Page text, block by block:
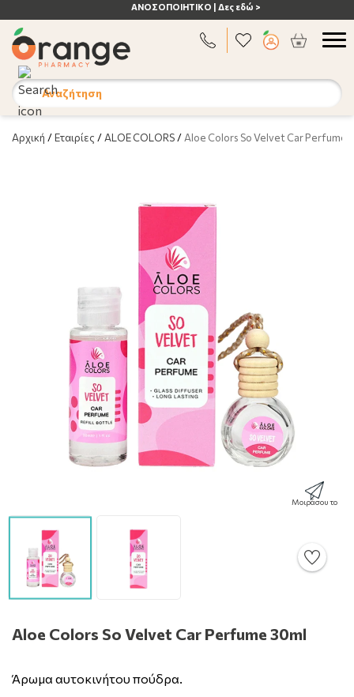
ΑΝΟΣΟΠΟΙΗΤΙΚΟ | Δες εδώ >
Αναζήτηση
Αρχική /Εταιρίες / ALOE COLORS / Aloe Colors So Velvet Car Perfume
Μοιράσου το
Aloe Colors So Velvet Car Perfume 30ml
Άρωμα αυτοκινήτου πούδρα.